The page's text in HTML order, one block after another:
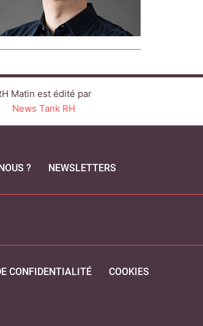
Matin est édité par
News Tank RH
? NEWSLETTERS
CONFIDENTIALITÉ COOKIES